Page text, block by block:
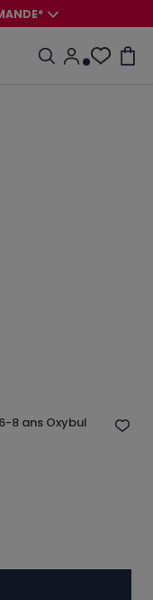
OK+*
8 ans Oxybul